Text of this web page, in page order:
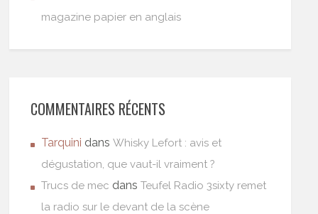
magazine papier en anglais
COMMENTAIRES RÉCENTS
Tarquini dansWhisky Lefort : avis et
dégustation, que vaut-il vraiment ?
Trucs de mec dansTeufel Radio 3sixty remet
la radio sur le devant de la scène